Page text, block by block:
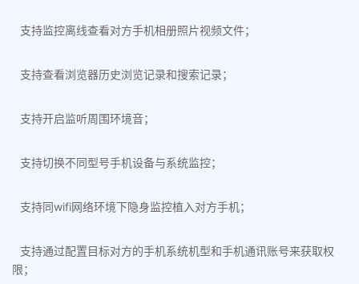
支持监控离线查看对方手机相册照片视频文件；
支持查看浏览器历史浏览记录和搜索记录；
支持开启监听周围环境音；
支持切换不同型号手机设备与系统监控；
支持同wifi网络环境下隐身监控植入对方手机；
支持通过配置目标对方的手机系统机型和手机通讯账号来获取权
限；